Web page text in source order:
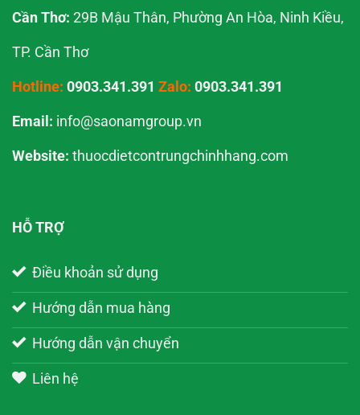
Cần Thơ: 29B Mậu Thân, Phường An Hòa, Ninh Kiều,
TP. Cần Thơ
Hotline: 0903.341.391 Zalo: 0903.341.391
Email: info@saonamgroup.vn
Website: thuocdietcontrungchinhhang.com
HỖ TRỢ
Điều khoản sử dụng
Hướng dẫn mua hàng
Hướng dẫn vận chuyển
Liên hệ